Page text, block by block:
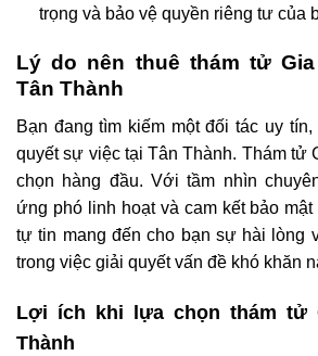
trọng và bảo vệ quyền riêng tư của
Lý do nên thuê thám tử
Tân Thành
Bạn đang tìm kiếm một đối tác uy
quyết sự việc tại Tân Thành. Thám tử
chọn hàng đầu. Với tầm nhìn
ứng phó linh hoạt và cam kết bảo
tự tin mang đến cho bạn sự hài lòng
trong việc giải quyết vấn đề khó khăn
Lợi ích khi lựa chọn thám tử
Thành